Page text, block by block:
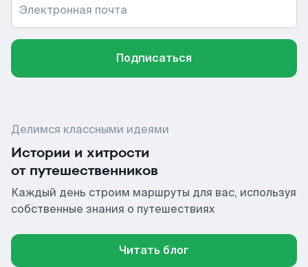
Электронная почта
Подписаться
Делимся классными идеями
Истории и хитрости
от путешественников
Каждый день строим маршруты для вас, используя
собственные знания о путешествиях
Читать блог